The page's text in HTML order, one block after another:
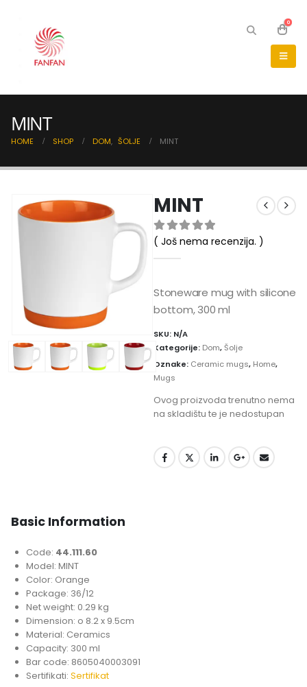
0
MINT
HOME SHOP DOM, ŠOLJE MINT
MINT
0 out of 5
( Još nema recenzija. )
Stoneware mug with silicone
bottom, 300 ml
SKU: N/A
Kategorije: Dom,Šolje
Oznake: Ceramic mugs, Home,
Mugs
Ovog proizvoda trenutno nema
na skladištu te je nedostupan
Basic Information
Code: 44.111.60
Model: MINT
Color: Orange
Package: 36/12
Net weight: 0.29 kg
Dimension: o 8.2 x 9.5cm
Material: Ceramics
Capacity: 300 ml
Bar code: 8605040003091
Sertifikati:Sertifikat